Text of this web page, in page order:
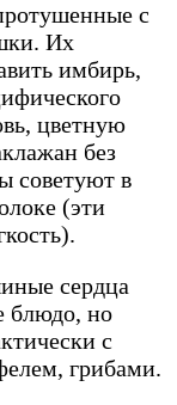
с
Их
имбирь,
цветную
без
советуют в
(эти
сердца
блюдо, но
с
грибами.